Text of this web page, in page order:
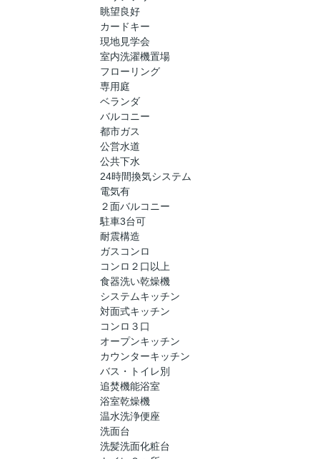
眺望良好
カードキー
現地見学会
室内洗濯機置場
フローリング
専用庭
ベランダ
バルコニー
都市ガス
公営水道
公共下水
24時間換気システム
電気有
２面バルコニー
駐車3台可
耐震構造
ガスコンロ
コンロ２口以上
食器洗い乾燥機
システムキッチン
対面式キッチン
コンロ３口
オープンキッチン
カウンターキッチン
バス・トイレ別
追焚機能浴室
浴室乾燥機
温水洗浄便座
洗面台
洗髪洗面化粧台